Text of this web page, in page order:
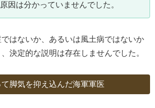
因は分かっていませんでした。
はないか、あるいは風土病ではないか
決定的な説明は存在しませんでした。
脚気を抑え込んだ海軍軍医